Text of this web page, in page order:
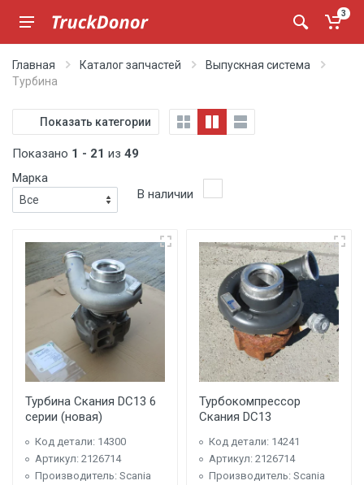
3
Главная Каталог запчастей
Выпускная система
Турбина
Показать категории
Показано 1 - 21 из 49
Марка
В наличии
Турбина Скания DC13 6
серии (новая)
Код детали: 14300
Артикул: 2126714
Производитель: Scania
Турбокомпрессор
Скания DC13
Код детали: 14241
Артикул: 2126714
Производитель: Scania